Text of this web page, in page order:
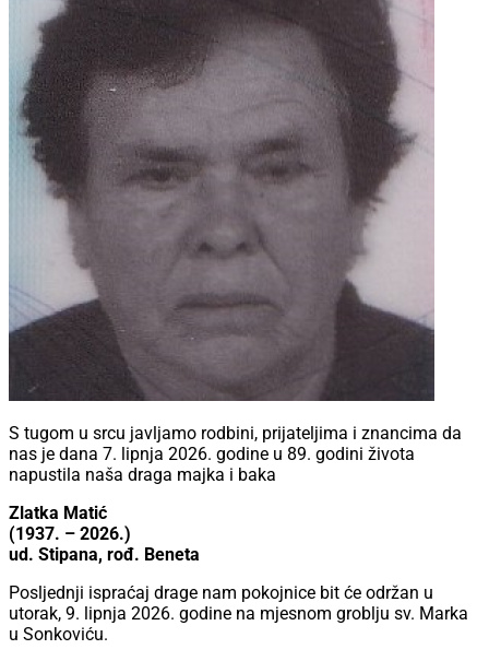
S tugom u srcu javljamo rodbini, prijateljima i znancima da
nas je dana 7. lipnja 2026. godine u 89. godini života
napustila naša draga majka i baka
Zlatka Matić
(1937. – 2026.)
ud. Stipana, rođ. Beneta
Posljednji ispraćaj drage nam pokojnice bit će održan u
utorak, 9. lipnja 2026. godine na mjesnom groblju sv. Marka
u Sonkoviću.